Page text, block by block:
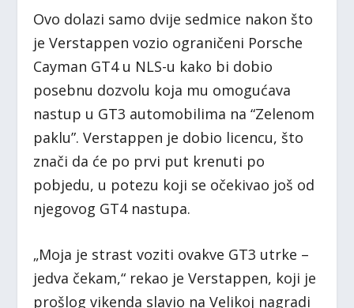
Ovo dolazi samo dvije sedmice nakon što
je Verstappen vozio ograničeni Porsche
Cayman GT4 u NLS-u kako bi dobio
posebnu dozvolu koja mu omogućava
nastup u GT3 automobilima na “Zelenom
paklu”. Verstappen je dobio licencu, što
znači da će po prvi put krenuti po
pobjedu, u potezu koji se očekivao još od
njegovog GT4 nastupa.
„Moja je strast voziti ovakve GT3 utrke –
jedva čekam,“ rekao je Verstappen, koji je
prošlog vikenda slavio na Velikoj nagradi